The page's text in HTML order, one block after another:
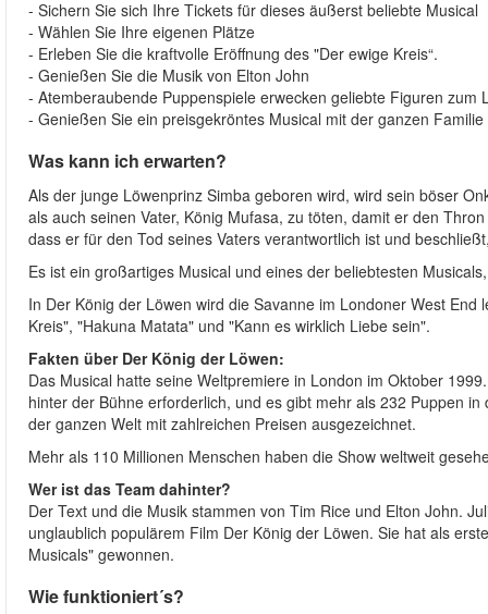
- Sichern Sie sich Ihre Tickets für dieses äußerst beliebte Musical
- Wählen Sie Ihre eigenen Plätze
- Erleben Sie die kraftvolle Eröffnung des "Der ewige Kreis“.
- Genießen Sie die Musik von Elton John
- Atemberaubende Puppenspiele erwecken geliebte Figuren zum
- Genießen Sie ein preisgekröntes Musical mit der ganzen Familie
Was kann ich erwarten?
Als der junge Löwenprinz Simba geboren wird, wird sein böser
als auch seinen Vater, König Mufasa, zu töten, damit er den
dass er für den Tod seines Vaters verantwortlich ist und
Es ist ein großartiges Musical und eines der beliebtesten
In Der König der Löwen wird die Savanne im Londoner West
Kreis", "Hakuna Matata" und "Kann es wirklich Liebe sein".
Fakten über Der König der Löwen:
Das Musical hatte seine Weltpremiere in London im Oktober
hinter der Bühne erforderlich, und es gibt mehr als 232 Puppen
der ganzen Welt mit zahlreichen Preisen ausgezeichnet.
Mehr als 110 Millionen Menschen haben die Show weltweit
Wer ist das Team dahinter?
Der Text und die Musik stammen von Tim Rice und Elton John.
unglaublich populärem Film Der König der Löwen. Sie hat als
Musicals" gewonnen.
Wie funktioniert´s?